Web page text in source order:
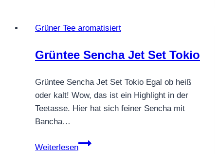
Grüner Tee aromatisiert
Grüntee Sencha Jet Set Tokio
Grüntee Sencha Jet Set Tokio Egal ob heiß
oder kalt! Wow, das ist ein Highlight in der
Teetasse. Hier hat sich feiner Sencha mit
Bancha…
Weiterlesen
Grüntee